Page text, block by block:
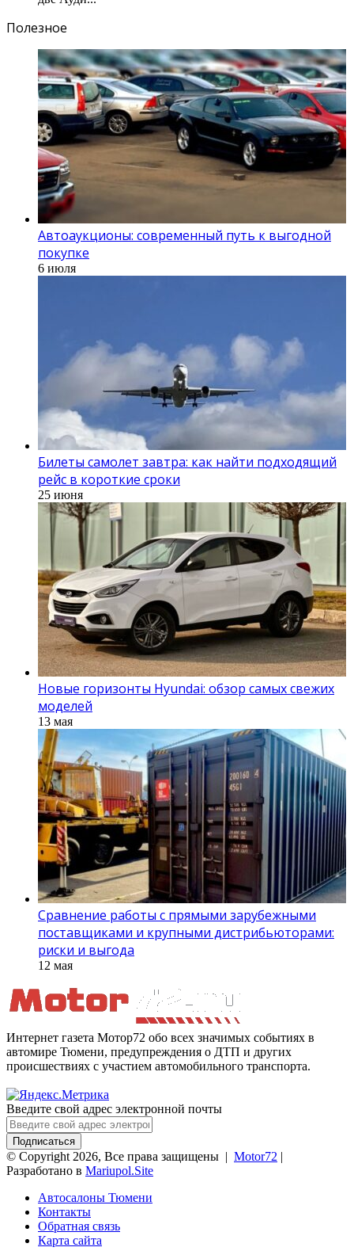
Полезное
Автоаукционы: современный путь к выгодной
покупке
6 июля
Билеты самолет завтра: как найти подходящий
рейс в короткие сроки
25 июня
Новые горизонты Hyundai: обзор самых свежих
моделей
13 мая
Сравнение работы с прямыми зарубежными
поставщиками и крупными дистрибьюторами:
риски и выгода
12 мая
Интернет газета Мотор72 обо всех значимых событиях в
автомире Тюмени, предупреждения о ДТП и других
происшествиях с участием автомобильного транспорта.
Введите свой адрес электронной почты
© Copyright 2026, Все права защищены | Motor72 |
Разработано в Mariupol.Site
Автосалоны Тюмени
Контакты
Обратная связь
Карта сайта